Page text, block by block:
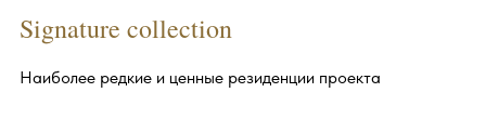
Наиболее редкие и ценные резиденции проекта
Signature collection